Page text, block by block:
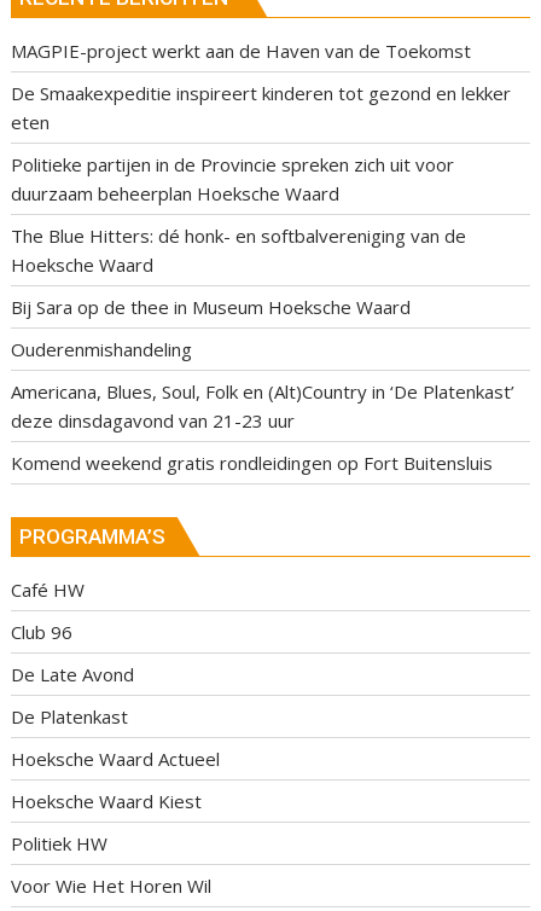
MAGPIE-project werkt aan de Haven van de Toekomst
De Smaakexpeditie inspireert kinderen tot gezond en lekker
eten
Politieke partijen in de Provincie spreken zich uit voor
duurzaam beheerplan Hoeksche Waard
The Blue Hitters: dé honk- en softbalvereniging van de
Hoeksche Waard
Bij Sara op de thee in Museum Hoeksche Waard
Ouderenmishandeling
Americana, Blues, Soul, Folk en (Alt)Country in ‘De Platenkast’
deze dinsdagavond van 21-23 uur
Komend weekend gratis rondleidingen op Fort Buitensluis
PROGRAMMA’S
Café HW
Club 96
De Late Avond
De Platenkast
Hoeksche Waard Actueel
Hoeksche Waard Kiest
Politiek HW
Voor Wie Het Horen Wil